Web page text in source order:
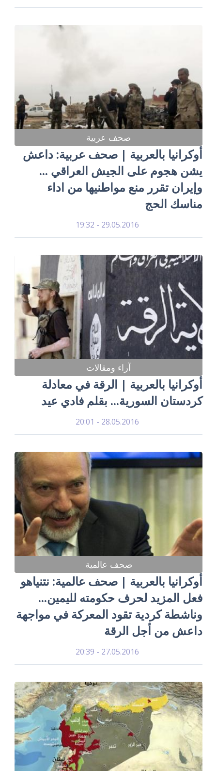
صحف عربية
أوكرانيا بالعربية | صحف عربية: داعش
يشن هجوم على الجيش العراقي ...
وإيران تقرر منع مواطنيها من اداء
مناسك الحج
29.05.2016 - 19:32
آراء ومقالات
أوكرانيا بالعربية | الرقة في معادلة
كردستان السورية... بقلم فادي عيد
28.05.2016 - 20:01
صحف عالمية
أوكرانيا بالعربية | صحف عالمية: نتنياهو
فعل المزيد لحرف حكومته لليمين...
وناشطة كردية تقود المعركة في مواجهة
داعش من أجل الرقة
27.05.2016 - 20:39